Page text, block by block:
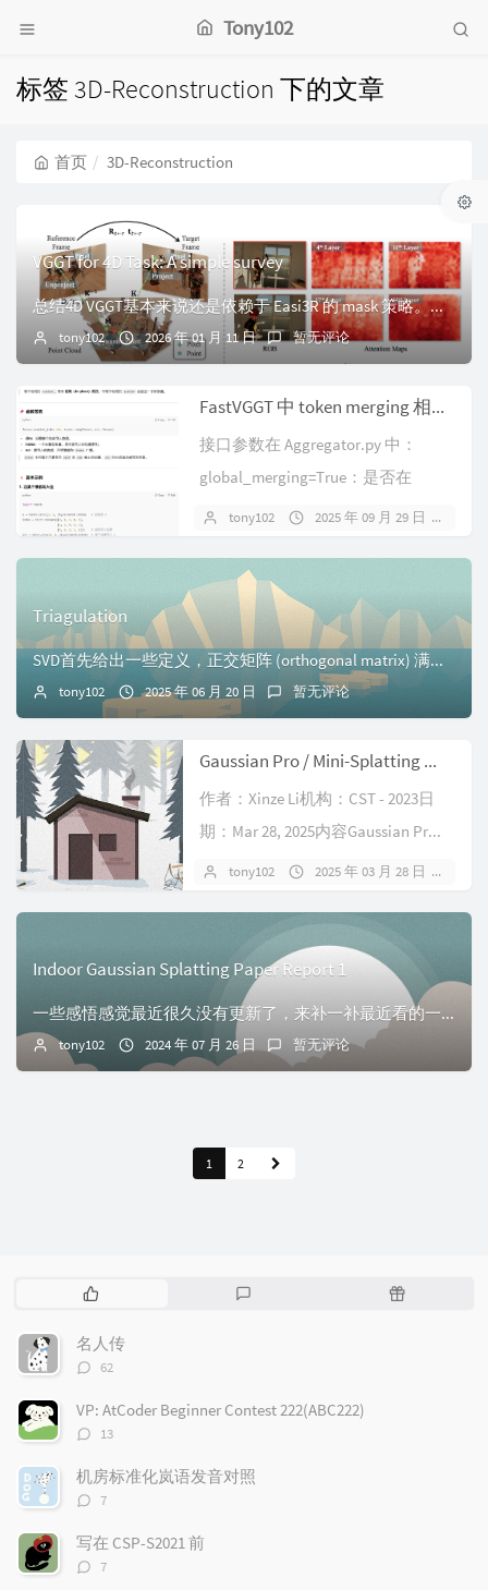
Tony102
标签 3D-Reconstruction 下的文章
首页 3D-Reconstruction
VGGT for 4D Task: A simple survey
总结4D VGGT基本来说还是依赖于 Easi3R 的 mask 策略。其实目前两篇文章都还比较 naive。PAGE-4D: DISENTANGLED ...
tony102 2026 年 01 月 11 日 暂无评论
FastVGGT 中 token merging 相关代码的解释
接口参数在 Aggregator.py 中：
global_merging=True：是否在
“global...
tony102 2025 年 09 月 29 日
Triagulation
SVD首先给出一些定义，正交矩阵 (orthogonal matrix) 满足： $O^{T} = O^{-1}$正定矩阵：$\forall \vec{z...
tony102 2025 年 06 月 20 日 暂无评论
Gaussian Pro / Mini-Splatting 的思考
作者：Xinze Li机构：CST - 2023日
期：Mar 28, 2025内容Gaussian Pr...
tony102 2025 年 03 月 28 日
Indoor Gaussian Splatting Paper Report 1
一些感悟感觉最近很久没有更新了，来补一补最近看的一些文章。发现对于我这种资质比较平凡的人来说，科研可能更多的是需要全身心的投入吧。最开始想象的是可以一边带...
tony102 2024 年 07 月 26 日 暂无评论
1 2
热
文
章
随
名人传
评
数：
62
VP: AtCoder Beginner Contest 222(ABC222)
评
数：
13
机房标准化岚语发音对照
评
数：
7
写在 CSP-S2021 前
评
7